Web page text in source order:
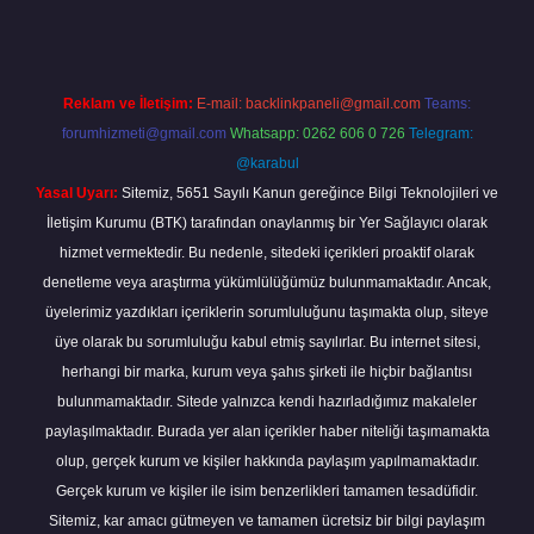
Reklam ve İletişim: E-mail: backlinkpaneli@gmail.com Teams:
forumhizmeti@gmail.com Whatsapp: 0262 606 0 726 Telegram:
@karabul
Yasal Uyarı: Sitemiz, 5651 Sayılı Kanun gereğince Bilgi Teknolojileri ve
İletişim Kurumu (BTK) tarafından onaylanmış bir Yer Sağlayıcı olarak
hizmet vermektedir. Bu nedenle, sitedeki içerikleri proaktif olarak
denetleme veya araştırma yükümlülüğümüz bulunmamaktadır. Ancak,
üyelerimiz yazdıkları içeriklerin sorumluluğunu taşımakta olup, siteye
üye olarak bu sorumluluğu kabul etmiş sayılırlar. Bu internet sitesi,
herhangi bir marka, kurum veya şahıs şirketi ile hiçbir bağlantısı
bulunmamaktadır. Sitede yalnızca kendi hazırladığımız makaleler
paylaşılmaktadır. Burada yer alan içerikler haber niteliği taşımamakta
olup, gerçek kurum ve kişiler hakkında paylaşım yapılmamaktadır.
Gerçek kurum ve kişiler ile isim benzerlikleri tamamen tesadüfidir.
Sitemiz, kar amacı gütmeyen ve tamamen ücretsiz bir bilgi paylaşım